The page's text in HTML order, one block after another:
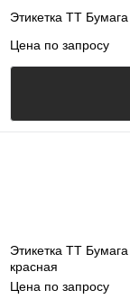
Этикетка ТТ
Цена по запросу
Этикетка ТТ
красная
Цена по запросу